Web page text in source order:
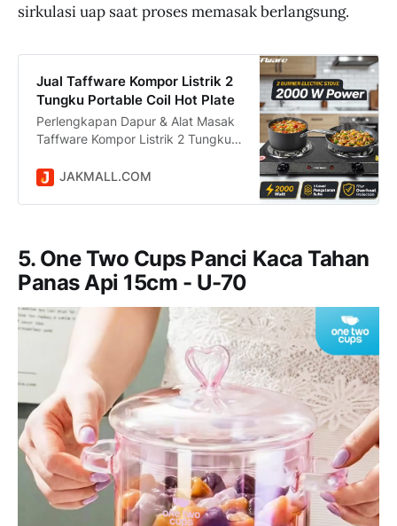
sirkulasi uap saat proses memasak berlangsung.
Jual Taffware Kompor Listrik 2
Tungku Portable Coil Hot Plate
Perlengkapan Dapur & Alat Masak
Taffware Kompor Listrik 2 Tungku
SHP-5813 harga Rp 131.300
JAKMALL.COM
5. One Two Cups Panci Kaca Tahan
Panas Api 15cm - U-70